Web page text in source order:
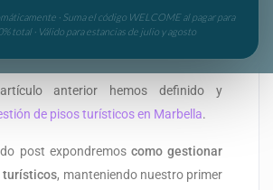
· Suma el código WELCOME al pagar para
total · Válido para estancias de julio y agosto
Marbella y Puerto
anterior hemos definido y
de pisos turísticos en Marbella.
post expondremos como gestionar
turísticos, manteniendo nuestro primer